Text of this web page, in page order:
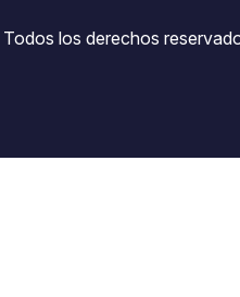
los derechos